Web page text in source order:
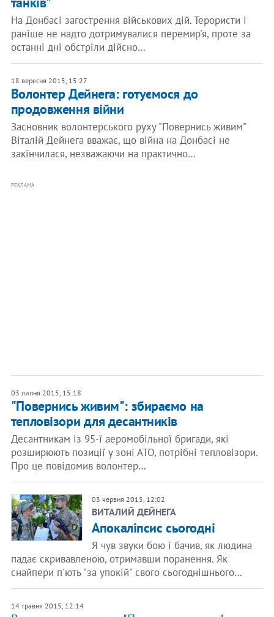
На Донбасі загострення військових дій. Терористи і
раніше не надто дотримувалися перемир'я, проте за
останні дні обстріли дійсно…
18 вересня 2015, 15:27
Волонтер Дейнега: готуємося до
продовження війни
Засновник волонтерського руху "Повернись живим"
Віталій Дейнега вважає, що війна на Донбасі не
закінчилася, незважаючи на практично…
РЕКЛАМА
03 липня 2015, 15:18
"Повернись живим": збираємо на
тепловізори для десантників
Десантникам із 95-ї аеромобільної бригади, які
розширюють позиції у зоні АТО, потрібні тепловізори.
Про це повідомив волонтер…
03 червня 2015, 12:02
ВИТАЛИЙ ДЕЙНЕГА
Апокаліпсис сьогодні
Я чув звуки бою і бачив, як людина
падає скривавленою, отримавши поранення. Як
снайпери п'ють "за упокій" свого сьогоднішнього…
14 травня 2015, 12:14